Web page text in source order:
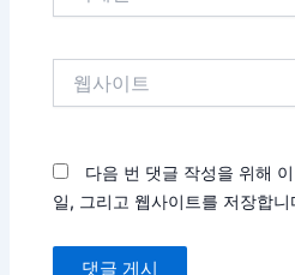
다음 번 댓글 작성을 위해
일, 그리고 웹사이트를 저장합니